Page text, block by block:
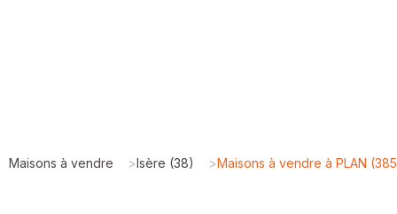
Maisons à vendre >Isère (38) >Maisons à vendre à PLAN